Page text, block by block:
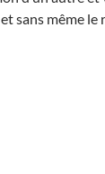
sans même le